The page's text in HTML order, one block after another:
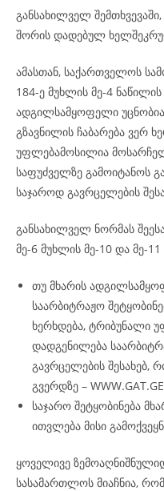
განსახილველ
შორის დადებულ
ამასთან, საქართველოს
184-ე მუხლის მე-4
ადგილსამყოფელი
გზავნილის ჩაბარება ვერ
უფლებამოსილია
საფუძველზე გამოიტანოს
საჯაროდ გავრცელების
განსახილველ ნორმას
მე-6 მუხლის მე-10 და მე-
თუ მხარის
საარბიტრაჟო
ხერხდება, ტრიბუნალი
დადგენილება
გავრცელების შესახებ,
გვერდზე –
საჯარო შეტყობინება
ითვლება მისი
ყოველივე
სასამართლოს მიაჩნია,